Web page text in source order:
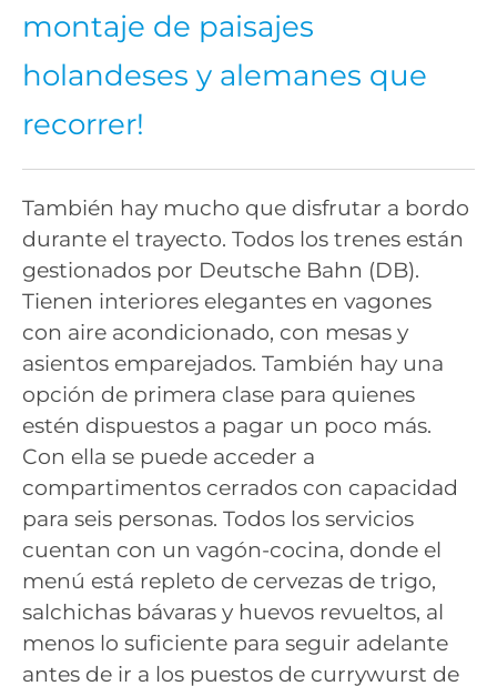
montaje de paisajes
holandeses y alemanes que
recorrer!
También hay mucho que disfrutar a bordo
durante el trayecto. Todos los trenes están
gestionados por Deutsche Bahn (DB).
Tienen interiores elegantes en vagones
con aire acondicionado, con mesas y
asientos emparejados. También hay una
opción de primera clase para quienes
estén dispuestos a pagar un poco más.
Con ella se puede acceder a
compartimentos cerrados con capacidad
para seis personas. Todos los servicios
cuentan con un vagón-cocina, donde el
menú está repleto de cervezas de trigo,
salchichas bávaras y huevos revueltos, al
menos lo suficiente para seguir adelante
antes de ir a los puestos de currywurst de